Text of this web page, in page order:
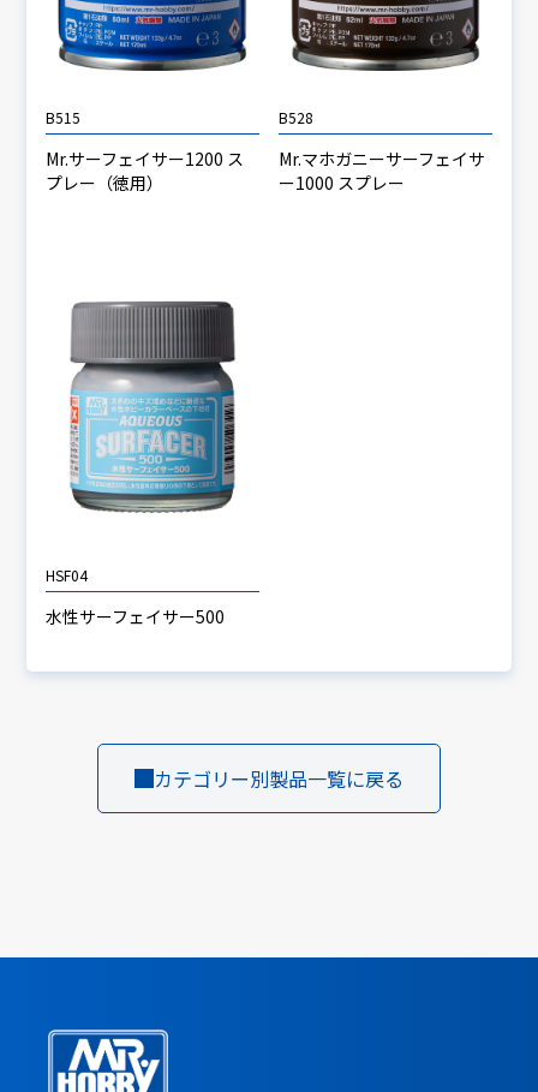
B515
Mr.サーフェイサー1200 ス
プレー（徳用）
B528
Mr.マホガニーサーフェイサ
ー1000 スプレー
HSF04
水性サーフェイサー500
カテゴリー別製品一覧に戻る